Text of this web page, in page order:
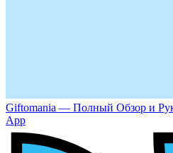
Giftomania — Полный Обзор и
App